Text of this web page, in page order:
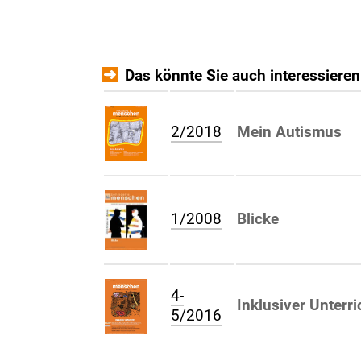
Das könnte Sie auch
2/2018 Mein Autismus
1/2008 Blicke
4-
5/2016
Inklusiver